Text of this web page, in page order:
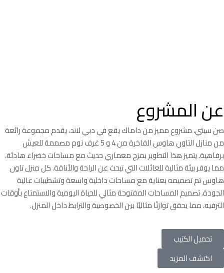
عن المشروع
صن سيتي، مشروع مميز من داماك يقع في دبي لاند، يقدم مجموعة رائعة
من منازل التاون هاوس الفاخرة من 4 و 5 غرف نوم مصممة للعيش
برفاهية. يتميز هذا التطوير بمزج معماري حديث مع مساحات خضراء هادئة،
مما يوفر بيئة مثالية للعائلات التي تبحث عن الراحة والأناقة. كل منزل تاون
هاوس تم تصميمه بعناية مع مساحات داخلية واسعة وتشطيبات عالية
الجودة. تصميم المساحات المفتوحة مثالي للحياة اليومية والاستمتاع بأوقات
الترفيه، مما يحقق توازنًا مثاليًا بين الخصوصية والترابط داخل المنزل.
تحميل الكتيب
اكتشف المزيد